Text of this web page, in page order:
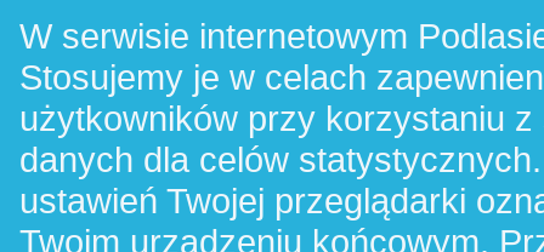
W serwisie internetowym
Stosujemy je w celach
użytkowników przy korzystaniu
danych dla celów
ustawień Twojej przeglądarki
Twoim urządzeniu końcowym.